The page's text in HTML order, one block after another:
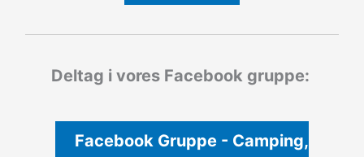
Deltag i vores Facebook gruppe:
Facebook Gruppe - Camping,